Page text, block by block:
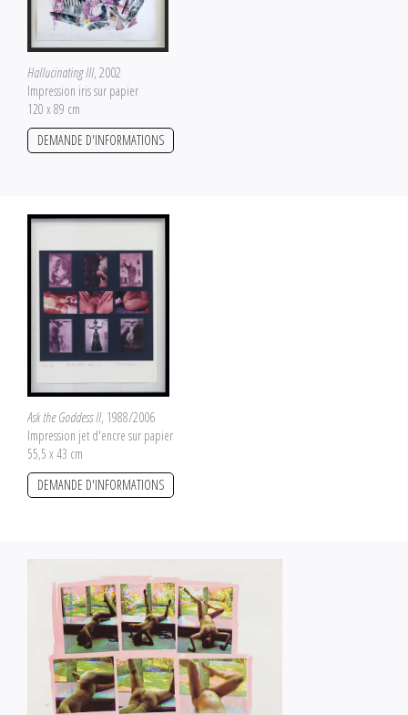
Hallucinating III, 2002
Impression iris sur papier
120 x 89 cm
DEMANDE D'INFORMATIONS
Ask the Goddess II, 1988/2006
Impression jet d'encre sur papier
55,5 x 43 cm
DEMANDE D'INFORMATIONS